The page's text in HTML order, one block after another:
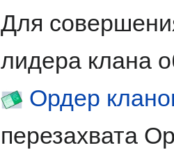
Для
лидера клана
Ордер
перезахвата